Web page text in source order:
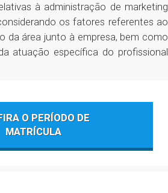
à administração de marketing
os fatores referentes ao
da área junto à empresa, bem como
atuação específica do profissional
O PERÍODO DE
MATRÍCULA